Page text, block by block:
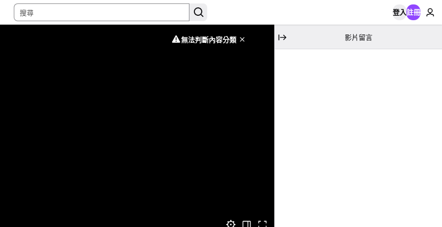
登入註冊
無法判斷內容分類 影片留言